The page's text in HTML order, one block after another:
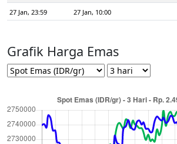
27 Jan, 23:59
27 Jan, 10:00
Grafik Harga Emas